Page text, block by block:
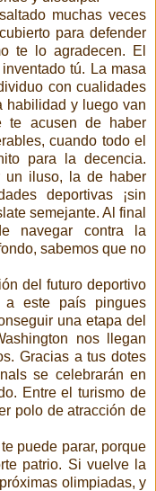
muchas veces
para defender
te lo agradecen. El
tú. La masa
con cualidades
habilidad y luego van
te acusen de haber
cuando todo el
para la decencia.
un iluso, la de haber
deportivas ¡sin
semejante. Al final
navegar contra la
sabemos que no
del futuro deportivo
a este país pingues
una etapa del
nos llegan
Gracias a tus dotes
se celebrarán en
Entre el turismo de
polo de atracción de
puede parar, porque
patrio. Si vuelve la
olimpiadas, y